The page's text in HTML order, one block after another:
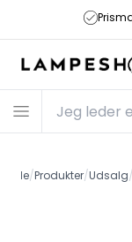
/Produkter/Udsalg/